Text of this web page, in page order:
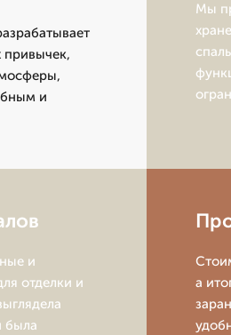
привычек,
и
Мы
и
отделки и
была
а